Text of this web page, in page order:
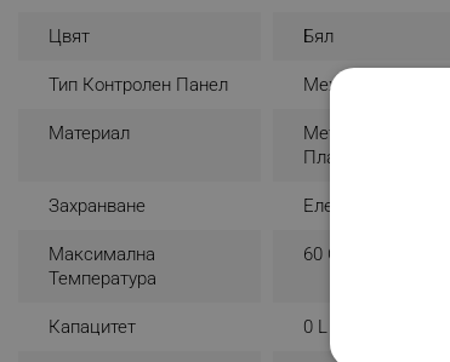
Цвят Бял
Тип Контролен Панел Механичен
Материал
Метал
Пластмаса
Захранване Електричество
Максимална
Температура
60 C
Капацитет 0 L